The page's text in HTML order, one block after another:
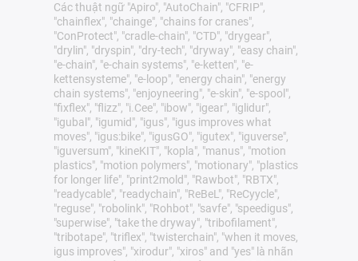
Các thuật ngữ "Apiro", "AutoChain", "CFRIP",
"chainflex", "chainge", "chains for cranes",
"ConProtect", "cradle-chain", "CTD", "drygear",
"drylin", "dryspin", "dry-tech", "dryway", "easy chain",
"e-chain", "e-chain systems", "e-ketten", "e-
kettensysteme", "e-loop", "energy chain", "energy
chain systems", "enjoyneering", "e-skin", "e-spool",
"fixflex", "flizz", "i.Cee", "ibow", "igear", "iglidur",
"igubal", "igumid", "igus", "igus improves what
moves", "igus:bike", "igusGO", "igutex", "iguverse",
"iguversum", "kineKIT", "kopla", "manus", "motion
plastics", "motion polymers", "motionary", "plastics
for longer life", "print2mold", "Rawbot", "RBTX",
"readycable", "readychain", "ReBeL", "ReCyycle",
"reguse", "robolink", "Rohbot", "savfe", "speedigus",
"superwise", "take the dryway", "tribofilament",
"tribotape", "triflex", "twisterchain", "when it moves,
igus improves", "xirodur", "xiros" and "yes" là nhãn